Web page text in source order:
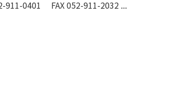
0401 FAX 052-911-2032 ...